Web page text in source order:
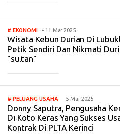
# EKONOMI - 11 Mar 2025
Wisata Kebun Durian Di
Petik Sendiri Dan Nikmati
"sultan"
# PELUANG USAHA - 5 Mar 2025
Donny Saputra, Pengusaha
Di Koto Keras Yang Sukses
Kontrak Di PLTA Kerinci